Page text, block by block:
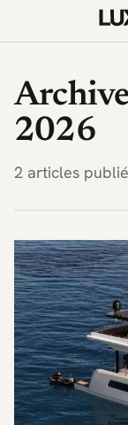
2026
2 articles